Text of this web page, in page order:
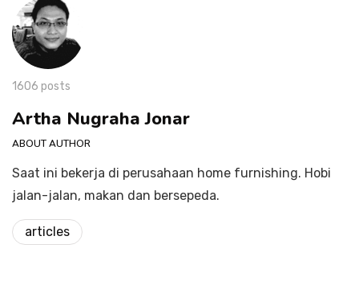
1606 posts
Artha Nugraha Jonar
ABOUT AUTHOR
Saat ini bekerja di perusahaan home furnishing. Hobi
jalan-jalan, makan dan bersepeda.
articles